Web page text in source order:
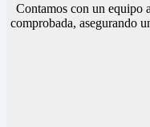
Contamos con un equipo
comprobada, asegurando